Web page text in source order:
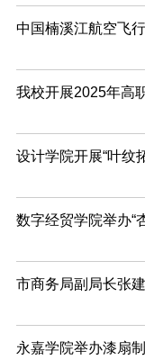
我校开展2025年高
设计学院开展“叶纹
市商务局副局长张
永嘉学院举办漆扇